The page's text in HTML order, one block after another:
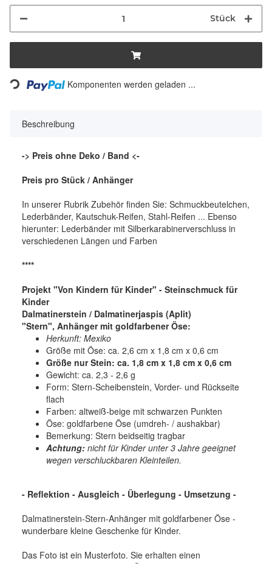
Stück
Loading... Komponenten werden geladen ...
Beschreibung
-> Preis ohne Deko / Band <-
Preis pro Stück / Anhänger
In unserer Rubrik Zubehör finden Sie: Schmuckbeutelchen,
Lederbänder, Kautschuk-Reifen, Stahl-Reifen ... Ebenso
hierunter: Lederbänder mit Silberkarabinerverschluss in
verschiedenen Längen und Farben
****
Projekt "Von Kindern für Kinder" - Steinschmuck für
Kinder
Dalmatinerstein / Dalmatinerjaspis (Aplit)
"Stern", Anhänger mit goldfarbener Öse:
Herkunft: Mexiko
Größe mit Öse: ca. 2,6 cm x 1,8 cm x 0,6 cm
Größe nur Stein: ca. 1,8 cm x 1,8 cm x 0,6 cm
Gewicht: ca. 2,3 - 2,6 g
Form: Stern-Scheibenstein, Vorder- und Rückseite
flach
Farben: altweiß-beige mit schwarzen Punkten
Öse: goldfarbene Öse (umdreh- / aushakbar)
Bemerkung: Stern beidseitig tragbar
Achtung: nicht für Kinder unter 3 Jahre geeignet
wegen verschluckbaren Kleinteilen.
- Reflektion - Ausgleich - Überlegung - Umsetzung -
Dalmatinerstein-Stern-Anhänger mit goldfarbener Öse -
wunderbare kleine Geschenke für Kinder.
Das Foto ist ein Musterfoto. Sie erhalten einen